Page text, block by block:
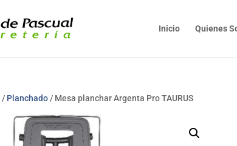
Inicio Quienes
/ Planchado / Mesa planchar Argenta Pro TAURUS